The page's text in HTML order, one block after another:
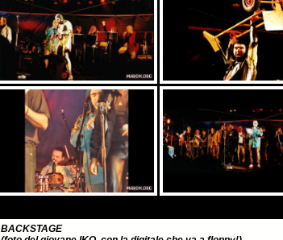
BACKSTAGE